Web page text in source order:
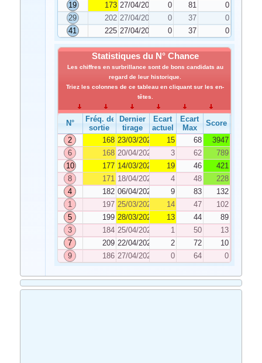
19
173 27/04/2020 0 81
0
29
202 27/04/2020 0 37
0
41
225 27/04/2020 0 37 0
Statistiques du N° Chance
Les chiffres en surbrillance sont de bons candidats au
regard de leur historique.
Triez les colonnes de ce tableau en cliquant sur les en-
têtes.
N°
Fréq. de
sortie
Dernier
tirage
Ecart
actuel
Ecart
Max
Score
2
168 23/03/2020 15 68
3947
6
168 20/04/2020 3 62
789
10
177 14/03/2020 19 46
421
8
171 18/04/2020 4 48
228
4
182 06/04/2020 9 83
132
1
197 25/03/2020 14 47
102
5
199 28/03/2020 13 44
89
3
184 25/04/2020 1 50
13
7
209 22/04/2020 2 72
10
9
186 27/04/2020 0 64 0